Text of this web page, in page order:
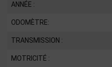
ANNÉE :
ODOMÈTRE:
TRANSMISSION :
MOTRICITÉ :